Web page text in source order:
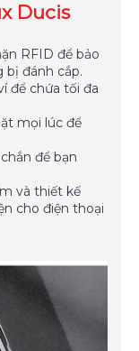
Ducis
RFID để bảo
bị đánh cắp.
để chứa tối đa
mọi lúc để
để bạn
và thiết kế
cho điện thoại